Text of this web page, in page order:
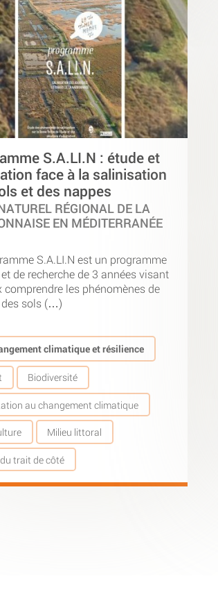
S.A.LI.N : étude et
face à la salinisation
et des nappes
RÉGIONAL DE LA
EN MÉDITERRANÉE
S.A.LI.N est un programme
et de recherche de 3 années visant
comprendre les phénomènes de
sols (…)
climatique et résilience
Biodiversité
au changement climatique
Milieu littoral
trait de côté